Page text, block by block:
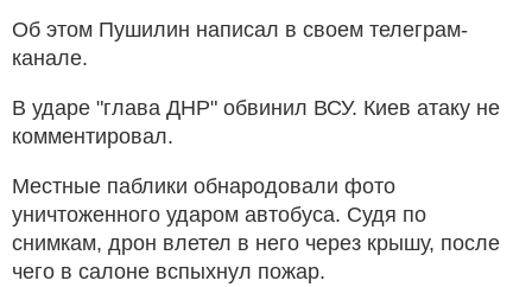
Об этом Пушилин написал в своем телеграм-
канале.
В ударе "глава ДНР" обвинил ВСУ. Киев атаку не
комментировал.
Местные паблики обнародовали фото
уничтоженного ударом автобуса. Судя по
снимкам, дрон влетел в него через крышу, после
чего в салоне вспыхнул пожар.